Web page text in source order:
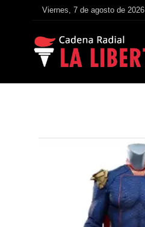
Viernes, 7 de agosto de 2026